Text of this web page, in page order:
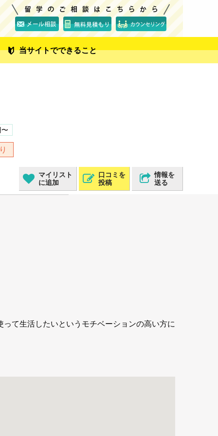
当サイトでできること
マイリスト
に追加
口コミを
投稿
情報を
送る
て生活したいというモチベーションの高い方に